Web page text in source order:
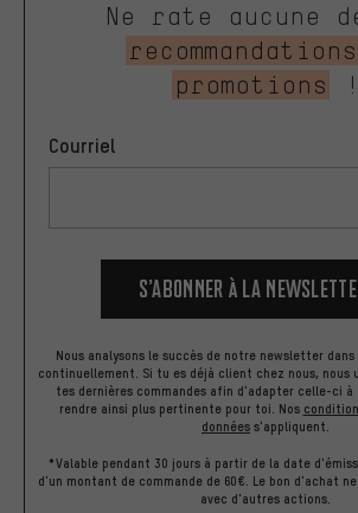
Ne rate aucune
recommandations
promotions
!
Courriel
S’abonner à la
Nous analysons le succès de notre newsletter
continuellement. Si tu es déjà client chez nous, nous
tes dernières commandes afin d'adapter celle-ci
rendre ainsi plus pertinente pour toi. Nos
données s'appliquent.
*Valable pendant 30 jours à partir de la date
d'un montant de commande de 60€. Le bon d'achat
avec d'autres actions.